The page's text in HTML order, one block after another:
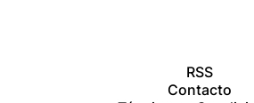
RSS
Contacto